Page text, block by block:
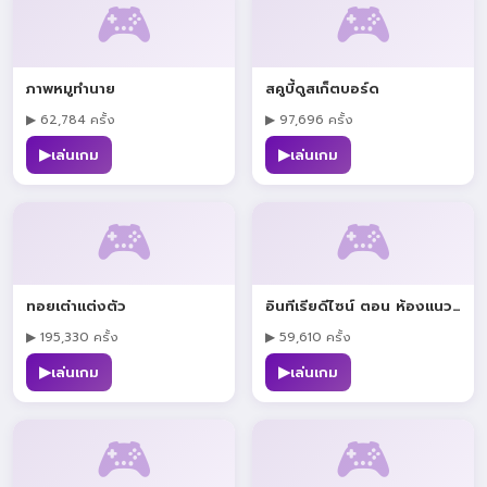
🎮
ภาพหมูทำนาย
▶ 62,784 ครั้ง
▶เล่นเกม
🎮
สคูบี้ดูสเก็ตบอร์ด
▶ 97,696 ครั้ง
▶เล่นเกม
🎮
ทอยเต๋าแต่งตัว
▶ 195,330 ครั้ง
▶เล่นเกม
🎮
อินทีเรียดีไซน์ ตอน ห้องแนวอีโม
▶ 59,610 ครั้ง
▶เล่นเกม
🎮 🎮